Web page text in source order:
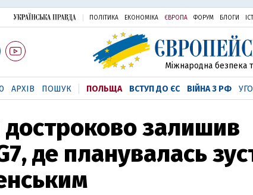
ПОЛІТИКА ЕКОНОМІКА ЄВРОПА ФОРУМ БЛОГИ
Міжнародна безпека
АРХІВ ПОШУК ПОЛЬЩА ВСТУП ДО ЄС ВІЙНА З РФ
залишив
де планувалась